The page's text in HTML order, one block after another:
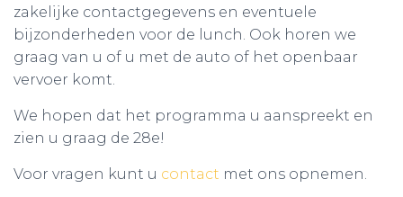
zakelijke contactgegevens en eventuele
bijzonderheden voor de lunch. Ook horen we
graag van u of u met de auto of het openbaar
vervoer komt.
We hopen dat het programma u aanspreekt en
zien u graag de 28e!
Voor vragen kunt u contact met ons opnemen.